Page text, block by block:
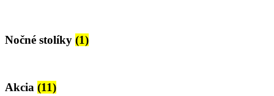
Nočné stolíky (1)
Akcia (11)